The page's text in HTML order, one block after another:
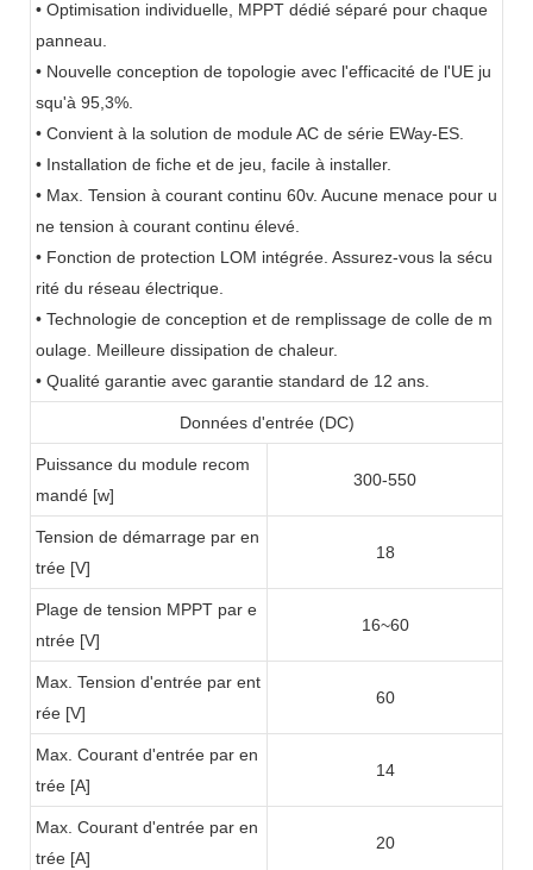
• Optimisation individuelle, MPPT dédié séparé pour chaque
panneau.
• Nouvelle conception de topologie avec l'efficacité de l'UE ju
squ'à 95,3%.
• Convient à la solution de module AC de série EWay-ES.
• Installation de fiche et de jeu, facile à installer.
• Max. Tension à courant continu 60v. Aucune menace pour u
ne tension à courant continu élevé.
• Fonction de protection LOM intégrée. Assurez-vous la sécu
rité du réseau électrique.
• Technologie de conception et de remplissage de colle de m
oulage. Meilleure dissipation de chaleur.
• Qualité garantie avec garantie standard de 12 ans.
Données d'entrée (DC)
Puissance du module recom
mandé [w]
300-550
Tension de démarrage par en
trée [V]
18
Plage de tension MPPT par e
ntrée [V]
16~60
Max. Tension d'entrée par ent
rée [V]
60
Max. Courant d'entrée par en
trée [A]
14
Max. Courant d'entrée par en
trée [A]
20